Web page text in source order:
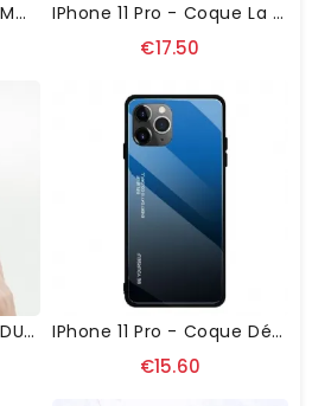
IPhone 11 Pro - Coque MOFI Ultra Fine Mate IPhone 11 Pro - Coque La Bélinda Ultra Protectrice
€17.50
IPhone 11 Pro - Coque DUX DUCIS Ultra Fine IPhone 11 Pro - Coque Dégradé De Couleurs
€15.60